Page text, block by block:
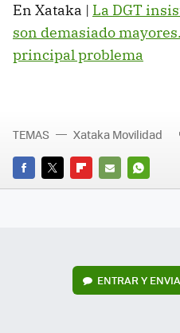
En Xataka | La DGT
son demasiado
principal problema
FACEBOOK
TWITTERFLIPBOARD
E-
TEMAS Xataka Movilidad
ENTRAR Y